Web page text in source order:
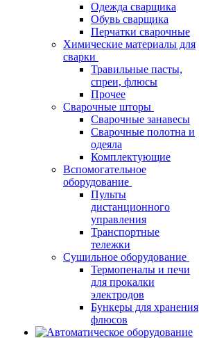
Одежда сварщика
Обувь сварщика
Перчатки сварочные
Химические материалы для
сварки
Травильные пасты,
спреи, флюсы
Прочее
Сварочные шторы
Сварочные занавесы
Сварочные полотна и
одеяла
Комплектующие
Вспомогательное
оборудование
Пульты
дистанционного
управления
Транспортные
тележки
Сушильное оборудование
Термопеналы и печи
для прокалки
электродов
Бункеры для хранения
флюсов